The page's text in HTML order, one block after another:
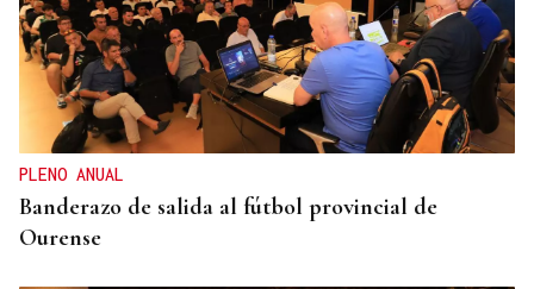
"GRAN CAPACIDAD DE TRABAJO"
Baltar y Delgado trasladan su "apoyo" a Ana
Méndez como una "excelente candidata" a la
Alcaldía de Ourense
PLENO ANUAL
Banderazo de salida al fútbol provincial de
Ourense